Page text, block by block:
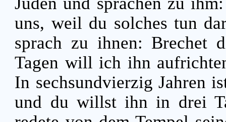
uns, weil du solches tun
sprach zu ihnen: Brechet
Tagen will ich ihn
In sechsundvierzig Jahren
und du willst ihn in drei